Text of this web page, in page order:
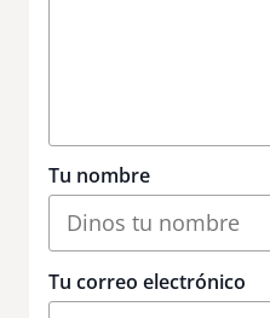
Tu nombre
Tu correo electrónico